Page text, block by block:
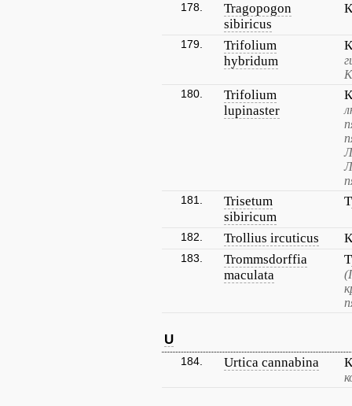
178.
Tragopogon
sibiricus
179.
Trifolium
hybridum
180.
Trifolium
lupinaster
181.
Trisetum
sibiricum
182. Trollius ircuticus
183.
Trommsdorffia
maculata
U
184. Urtica cannabina